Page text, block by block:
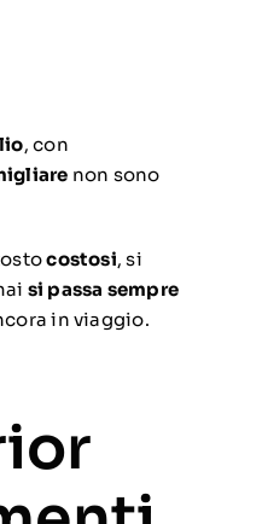
, con
non sono
costosi, si
si passa sempre
in viaggio.